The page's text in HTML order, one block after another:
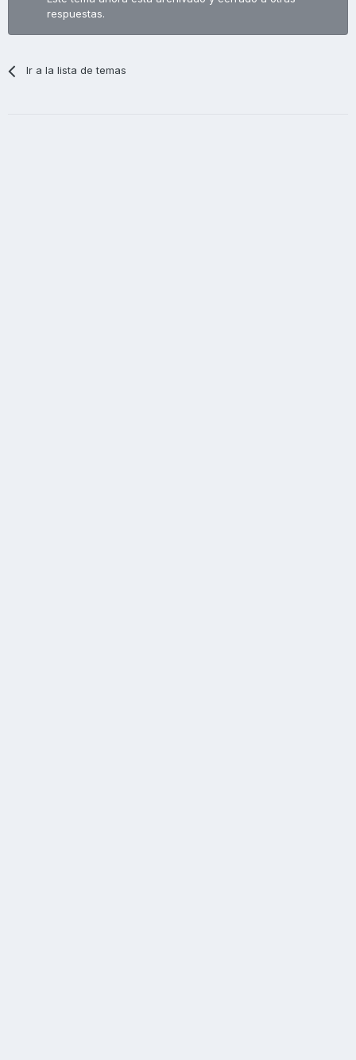
respuestas.
Ir a la lista de temas